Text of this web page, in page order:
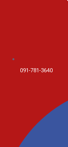
091-781-3640